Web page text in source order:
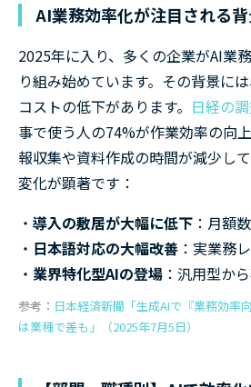
AI業務効率化が注目される
2025年に入り、多くの企業がAI業
り組み始めています。その背景に
コストの低下があります。 日経の
事で使う人の74%が作業効率の向
報収集や資料作成の時間が減少し
変化が顕著です：
導入の敷居が大幅に低下 ：月額
日本語対応の大幅改善 ：実業務
業界特化型AIの登場 ：汎用型か
参考： 日本経済新聞「生成AIで『業務効率
は業種で差も」（2025年7月5日）